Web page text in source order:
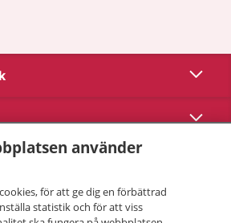
Visa
Visa
använder
för att ge dig en förbättrad
statistik och för att viss